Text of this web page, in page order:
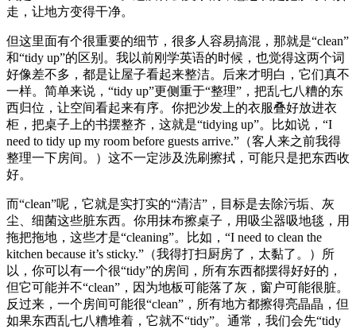
走，让地方变得干净。
但这里面有个很重要的细节，很多人容易搞混，那就是“clean”
和“tidy up”的区别。我以前刚学英语的时候，也觉得这两个词
好像差不多，都是让屋子看起来整洁。后来才明白，它们真不
一样。简单来说，“tidy up”更侧重于“整理”，把乱七八糟的东
西归位，让空间看起来有序。你把沙发上的衣服叠好放进衣
柜，把桌子上的书摆整齐，这就是“tidying up”。比如说，“I
need to tidy up my room before guests arrive.”（客人来之前我得
整理一下房间。）这不一定涉及洗刷擦拭，可能只是把东西收
好。
而“clean”呢，它就是实打实的“清洁”，目标是去除污垢、灰
尘、细菌这些脏东西。你用抹布擦桌子，用吸尘器吸地毯，用
拖把拖地，这些才是“cleaning”。比如，“I need to clean the
kitchen because it’s sticky.”（我得打扫厨房了，太黏了。）所
以，你可以有一个很“tidy”的房间，所有东西都摆得好好的，
但它可能并不“clean”，因为地板可能落了灰，窗户可能很脏。
反过来，一个房间可能很“clean”，所有地方都擦得亮晶晶，但
如果东西乱七八糟堆着，它就不“tidy”。通常，我们会先“tidy